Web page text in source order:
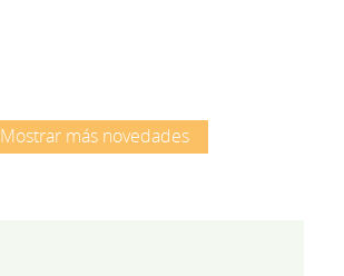
Mostrar más novedades